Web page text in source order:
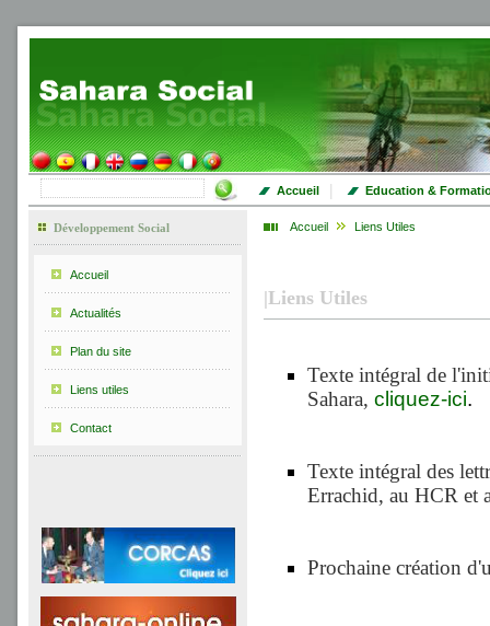
Accueil | Education &
Développement Social
Accueil
Actualités
Plan du site
Liens utiles
Contact
Accueil Liens Utiles
|Liens Utiles
Texte intégral de
Sahara, cliquez-ici.
Texte intégral des
Errachid, au HCR et
Prochaine création